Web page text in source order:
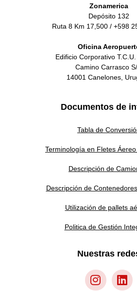
Zonamerica
Depósito 132
Ruta 8 Km 17,500 / +598
Oficina
Edificio Corporativo
Camino Carrasco
14001 Canelones,
Documentos de
Tabla de
Terminología en Fletes
Descripción de
Descripción de
Utilización de pallets
Politica de Gestión
Nuestras